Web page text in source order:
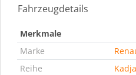
Fahrzeugdetails
Merkmale
Marke
Reihe